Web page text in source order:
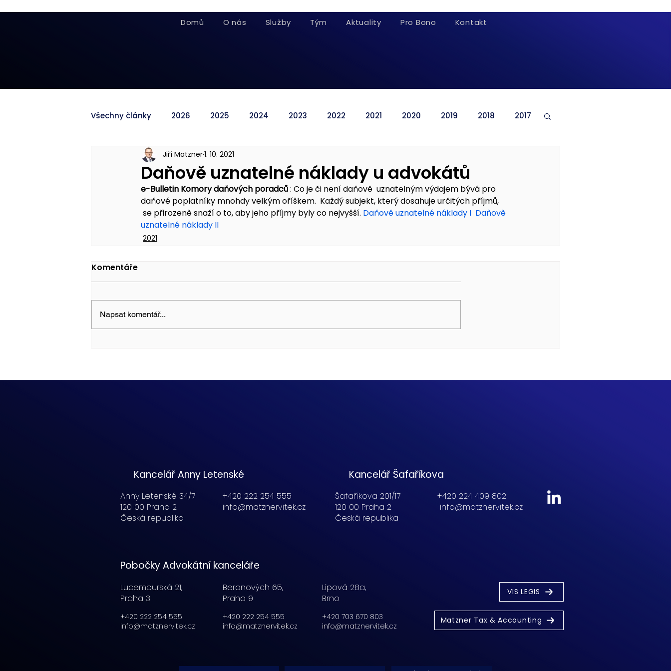
Domů O nás Služby Tým Aktuality Pro Bono Kontakt
Všechny články 2026 2025 2024 2023 2022 2021 2020 2019 2018 2017
Daňově uznatelné náklady u advokátů
Jiří Matzner1. 10. 2021
e-Bulletin Komory daňových poradců : Co je či není daňově  uznatelným výdajem bývá pro
daňové poplatníky mnohdy velkým oříškem.  Každý subjekt, který dosahuje určitých příjmů,
se přirozeně snaží o to, aby jeho příjmy byly co nejvyšší. Daňově uznatelné náklady I Daňově
uznatelné náklady II
2021
Komentáře
Napsat komentář...
Kancelář Anny Letenské
Anny Letenské 34/7
120 00 Praha 2
Česká republika
+420 222 254 555
info@matznervitek.cz
Kancelář Šafaříkova
Šafaříkova 201/17
120 00 Praha 2
Česká republika
+420 224 409 802
info@matznervitek.cz
Pobočky Advokátní kanceláře
Lucemburská 21,
Praha 3
+420 222 254 555
info@matznervitek.cz
Beranových 65,
Praha 9
+420 222 254 555
info@matznervitek.cz
Lipová 28a,
Brno
+420 703 670 803
info@matznervitek.cz
VIS LEGIS
Matzner Tax & Accounting